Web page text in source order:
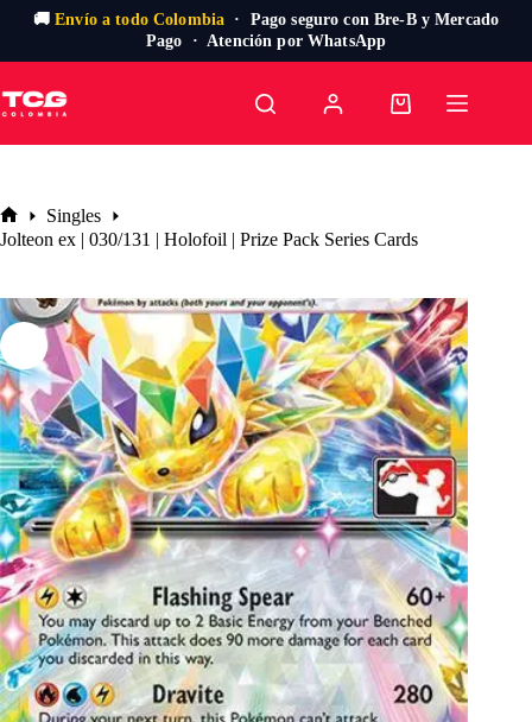
🚚Envío a todo Colombia · Pago seguro con Bre-B y Mercado
Pago · Atención por WhatsApp
al
contenido
Carro
Inicio
Singles
Jolteon ex | 030/131 | Holofoil | Prize Pack Series Cards